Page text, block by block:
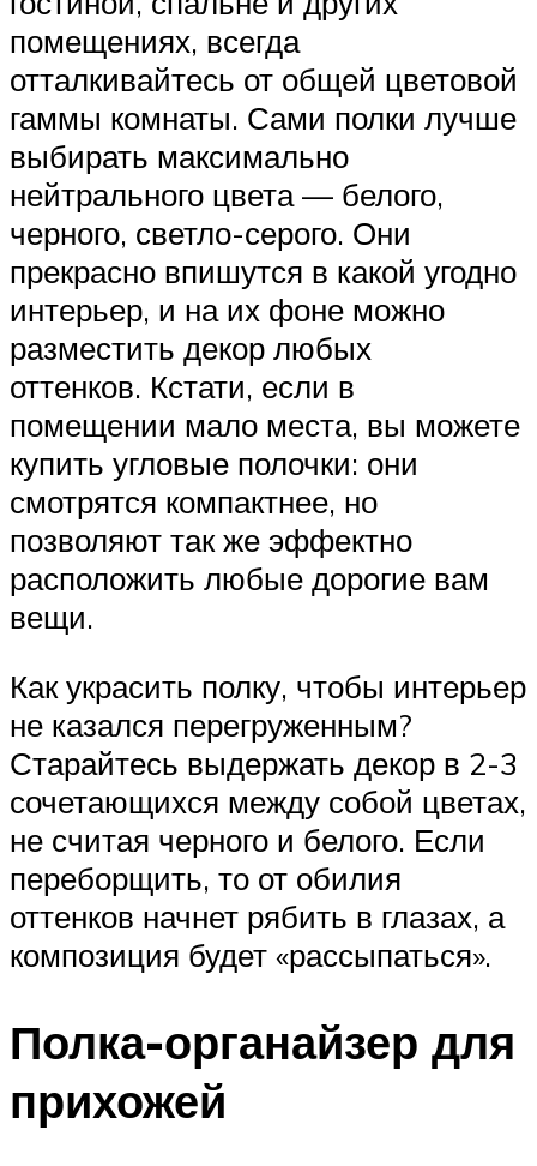
помещениях, всегда
отталкивайтесь от общей цветовой
гаммы комнаты. Сами полки лучше
выбирать максимально
нейтрального цвета — белого,
черного, светло-серого. Они
прекрасно впишутся в какой угодно
интерьер, и на их фоне можно
разместить декор любых
оттенков. Кстати, если в
помещении мало места, вы можете
купить угловые полочки: они
смотрятся компактнее, но
позволяют так же эффектно
расположить любые дорогие вам
вещи.
Как украсить полку, чтобы интерьер
не казался перегруженным?
Старайтесь выдержать декор в 2-3
сочетающихся между собой цветах,
не считая черного и белого. Если
переборщить, то от обилия
оттенков начнет рябить в глазах, а
композиция будет «рассыпаться».
Полка-органайзер для
прихожей